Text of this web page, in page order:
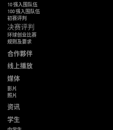
10 强入围队伍
100 强入围队伍
初赛评判
决赛评判
环球创业比赛
规则及要求
合作夥伴
线上播放
媒体
影片
照片
资讯
学生